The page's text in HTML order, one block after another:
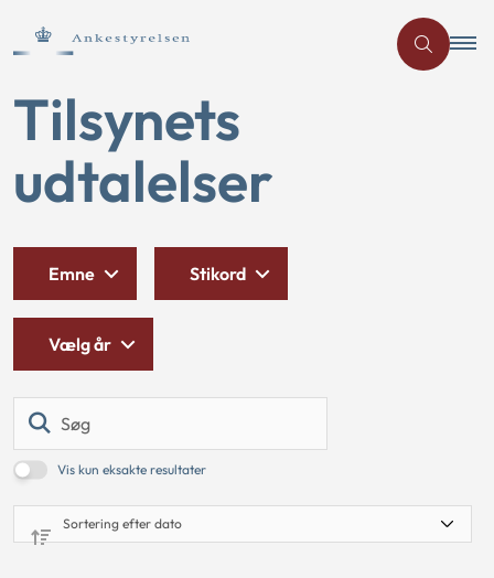
Tilsynets
udtalelser
Vis kun eksakte resultater
Emne Stikord
Vælg år